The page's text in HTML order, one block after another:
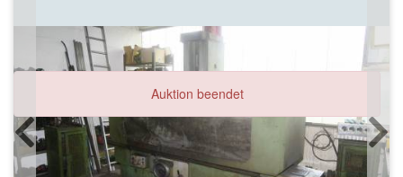
Auktion beendet